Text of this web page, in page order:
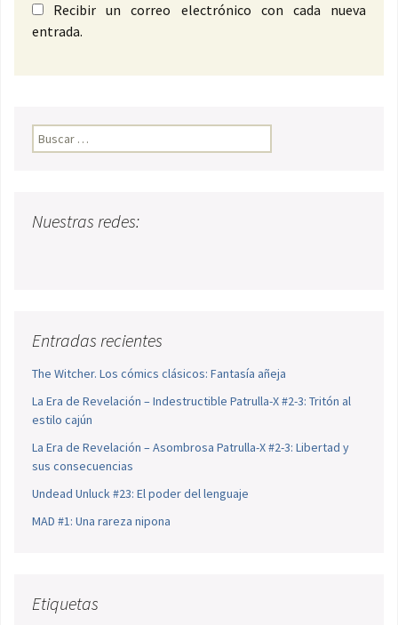
Recibir un correo electrónico con cada nueva
entrada.
Buscar:
Nuestras redes:
Entradas recientes
The Witcher. Los cómics clásicos: Fantasía añeja
La Era de Revelación – Indestructible Patrulla-X #2-3: Tritón al
estilo cajún
La Era de Revelación – Asombrosa Patrulla-X #2-3: Libertad y
sus consecuencias
Undead Unluck #23: El poder del lenguaje
MAD #1: Una rareza nipona
Etiquetas